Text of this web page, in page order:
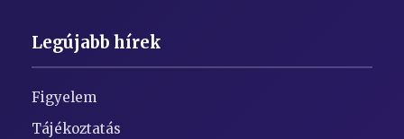
Legújabb hírek
Figyelem
Tájékoztatás